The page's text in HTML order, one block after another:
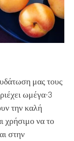
μας τους
ωμέγα-3
την καλή
χρήσιμο να το
στην